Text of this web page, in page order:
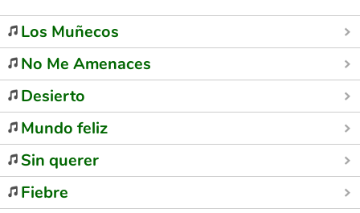
Los Muñecos
No Me Amenaces
Desierto
Mundo feliz
Sin querer
Fiebre